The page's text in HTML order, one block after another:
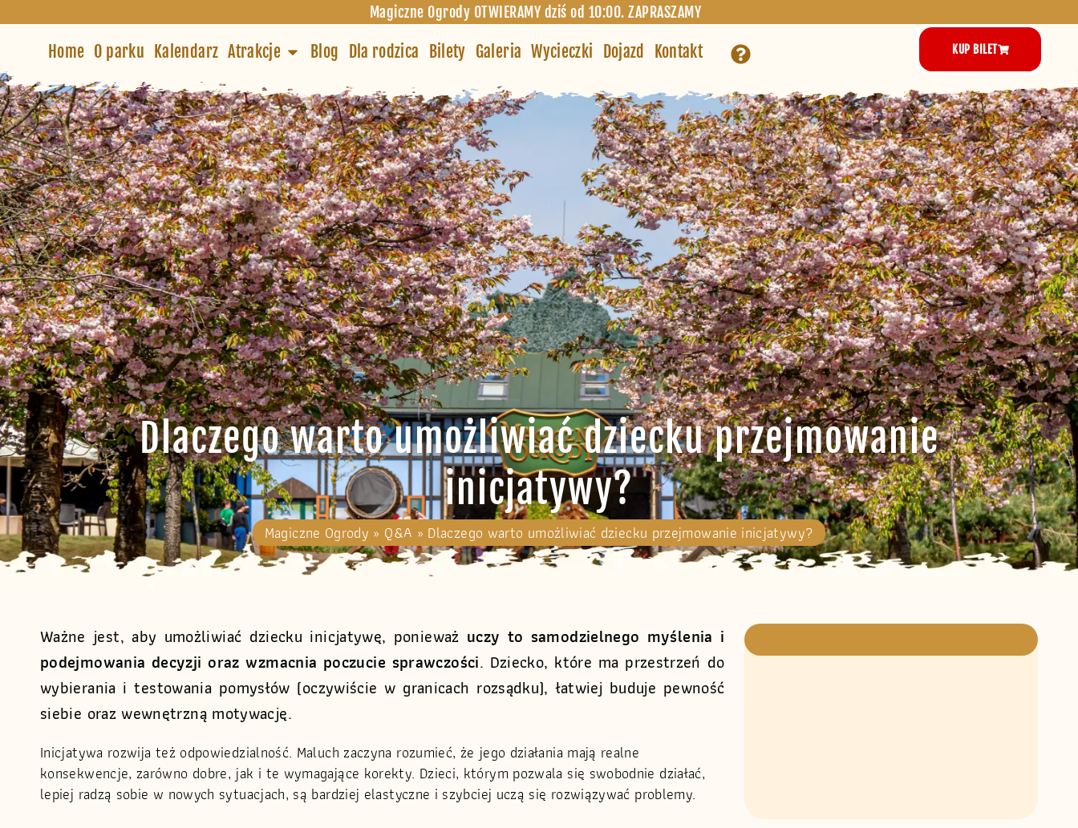
Magiczne Ogrody OTWIERAMY dziś od 10:00. ZAPRASZAMY
KUP BILET
Home O parku Kalendarz Atrakcje Blog Dla rodzica Bilety Galeria Wycieczki Dojazd Kontakt
Dlaczego warto umożliwiać dziecku przejmowanie
inicjatywy?
Magiczne Ogrody » Q&A » Dlaczego warto umożliwiać dziecku przejmowanie inicjatywy?
Ważne jest, aby umożliwiać dziecku inicjatywę, ponieważ uczy to samodzielnego myślenia i
podejmowania decyzji oraz wzmacnia poczucie sprawczości. Dziecko, które ma przestrzeń do
wybierania i testowania pomysłów (oczywiście w granicach rozsądku), łatwiej buduje pewność
siebie oraz wewnętrzną motywację.
Inicjatywa rozwija też odpowiedzialność. Maluch zaczyna rozumieć, że jego działania mają realne
konsekwencje, zarówno dobre, jak i te wymagające korekty. Dzieci, którym pozwala się swobodnie działać,
lepiej radzą sobie w nowych sytuacjach, są bardziej elastyczne i szybciej uczą się rozwiązywać problemy.